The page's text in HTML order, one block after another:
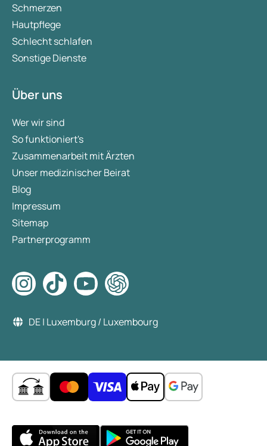
Schmerzen
Hautpflege
Schlecht schlafen
Sonstige Dienste
Über uns
Wer wir sind
So funktioniert's
Zusammenarbeit mit Ärzten
Unser medizinischer Beirat
Blog
Impressum
Sitemap
Partnerprogramm
DE | Luxemburg / Luxembourg